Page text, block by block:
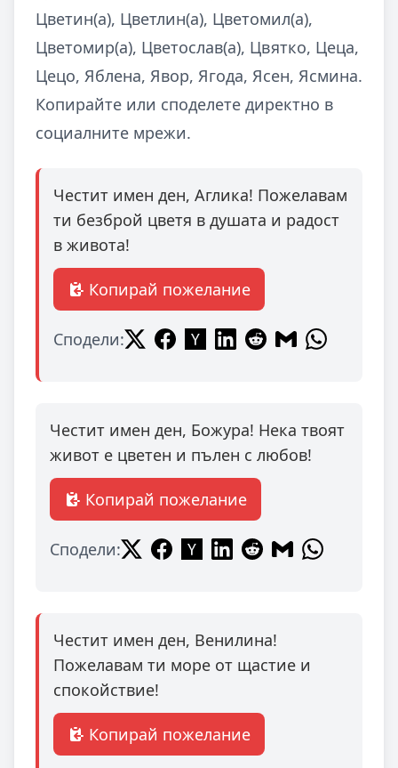
Цветин(а), Цветлин(а), Цветомил(а),
Цветомир(а), Цветослав(а), Цвятко, Цеца,
Цецо, Яблена, Явор, Ягода, Ясен, Ясмина.
Копирайте или споделете директно в
социалните мрежи.
Честит имен ден, Аглика! Пожелавам
ти безброй цветя в душата и радост
в живота!
Копирай пожелание
Сподели:
Честит имен ден, Божура! Нека твоят
живот е цветен и пълен с любов!
Копирай пожелание
Сподели:
Честит имен ден, Венилина!
Пожелавам ти море от щастие и
спокойствие!
Копирай пожелание